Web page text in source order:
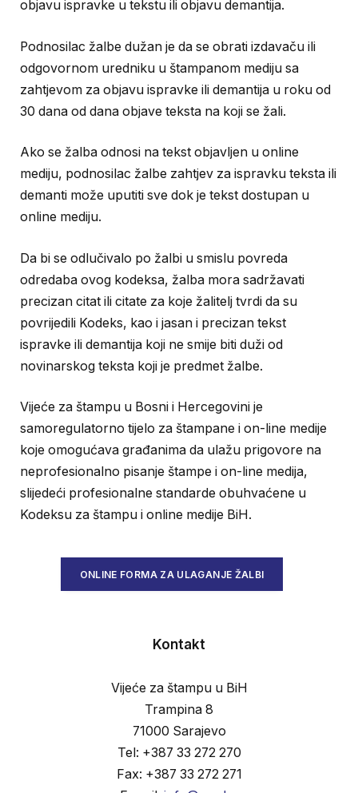
objavu ispravke u tekstu ili objavu demantija.
Podnosilac žalbe dužan je da se obrati izdavaču ili
odgovornom uredniku u štampanom mediju sa
zahtjevom za objavu ispravke ili demantija u roku od
30 dana od dana objave teksta na koji se žali.
Ako se žalba odnosi na tekst objavljen u online
mediju, podnosilac žalbe zahtjev za ispravku teksta ili
demanti može uputiti sve dok je tekst dostupan u
online mediju.
Da bi se odlučivalo po žalbi u smislu povreda
odredaba ovog kodeksa, žalba mora sadržavati
precizan citat ili citate za koje žalitelj tvrdi da su
povrijedili Kodeks, kao i jasan i precizan tekst
ispravke ili demantija koji ne smije biti duži od
novinarskog teksta koji je predmet žalbe.
Vijeće za štampu u Bosni i Hercegovini je
samoregulatorno tijelo za štampane i on-line medije
koje omogućava građanima da ulažu prigovore na
neprofesionalno pisanje štampe i on-line medija,
slijedeći profesionalne standarde obuhvaćene u
Kodeksu za štampu i online medije BiH.
ONLINE FORMA ZA ULAGANJE ŽALBI
Kontakt
Vijeće za štampu u BiH
Trampina 8
71000 Sarajevo
Tel: +387 33 272 270
Fax: +387 33 272 271